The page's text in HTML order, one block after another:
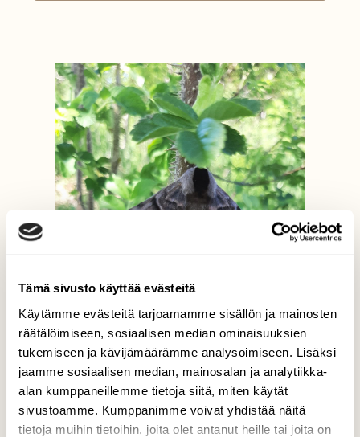
Tämä sivusto käyttää evästeitä
Käytämme evästeitä tarjoamamme sisällön ja mainosten
räätälöimiseen, sosiaalisen median ominaisuuksien
tukemiseen ja kävijämäärämme analysoimiseen. Lisäksi
jaamme sosiaalisen median, mainosalan ja analytiikka-
alan kumppaneillemme tietoja siitä, miten käytät
sivustoamme. Kumppanimme voivat yhdistää näitä
tietoja muihin tietoihin, joita olet antanut heille tai joita on